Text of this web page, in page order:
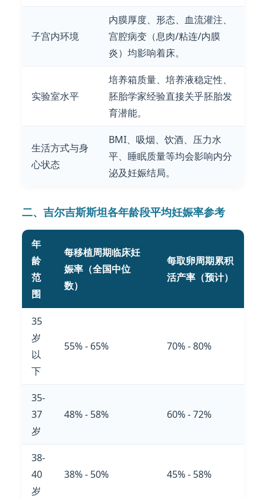
子宫内环境
内膜厚度、形态、血流灌注、
宫腔病变（息肉/粘连/内膜
炎）均影响着床。
实验室水平
培养箱质量、培养液稳定性、
胚胎学家经验直接关乎胚胎发
育潜能。
生活方式与身
心状态
BMI、吸烟、饮酒、压力水
平、睡眠质量等均会影响内分
泌及妊娠结局。
二、吉尔吉斯斯坦各年龄段平均妊娠率参考
年
龄
范
围
每移植周期临床妊
娠率（全国中位
数）
每取卵周期累积
活产率（预计）
35
岁
以
下
55% - 65% 70% - 80%
35-
37
岁
48% - 58% 60% - 72%
38-
40
岁
38% - 50% 45% - 58%